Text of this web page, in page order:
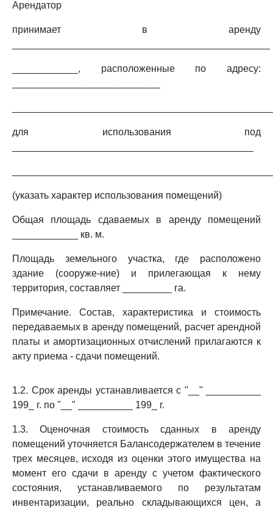
Арендатор
принимает в аренду
____________, расположенные по адресу:
для использования под
(указать характер использования помещений)
Общая площадь сдаваемых в аренду помещений
____________ кв. м.
Площадь земельного участка, где расположено
здание (сооруже-ние) и прилегающая к нему
территория, составляет _________ га.
Примечание. Состав, характеристика и стоимость
передаваемых в аренду помещений, расчет арендной
платы и амортизационных отчислений прилагаются к
акту приема - сдачи помещений.
1.2. Срок аренды устанавливается с "__" __________
199_ г. по "__" __________ 199_ г.
1.3. Оценочная стоимость сданных в аренду
помещений уточняется Балансодержателем в течение
трех месяцев, исходя из оценки этого имущества на
момент его сдачи в аренду с учетом фактического
состояния, устанавливаемого по результатам
инвентаризации, реально складывающихся цен, а